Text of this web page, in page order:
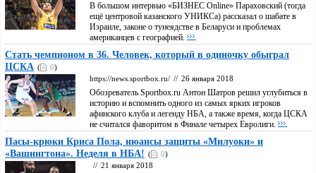
В большом интервью «БИЗНЕС Online» Параховский (тогда
ещё центровой казанского УНИКСа) рассказал о шабате в
Израиле, законе о тунеядстве в Беларуси и проблемах
американцев с географией.
Стать чемпионом в 36. Человек, который в одиночку обыграл
ЦСКА ( 0)
https://news.sportbox.ru/ // 26 января 2018
Обозреватель Sportbox.ru Антон Шатров решил углубиться в
историю и вспомнить одного из самых ярких игроков
афинского клуба и легенду НБА, а также время, когда ЦСКА
не считался фаворитом в Финале четырех Евролиги.
Пасы-крюки Криса Пола, нюансы защиты «Милуоки» и
«Вашингтона». Неделя в НБА! ( 0)
// 21 января 2018